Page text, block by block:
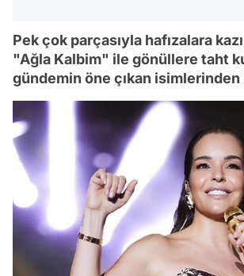
Pek çok parçasıyla hafızalara
"Ağla Kalbim" ile gönüllere taht
gündemin öne çıkan